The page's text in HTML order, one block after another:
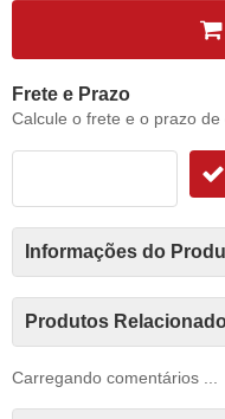
Frete e Prazo
Calcule o frete e o prazo
Informações do
Produtos
Carregando comentários ...